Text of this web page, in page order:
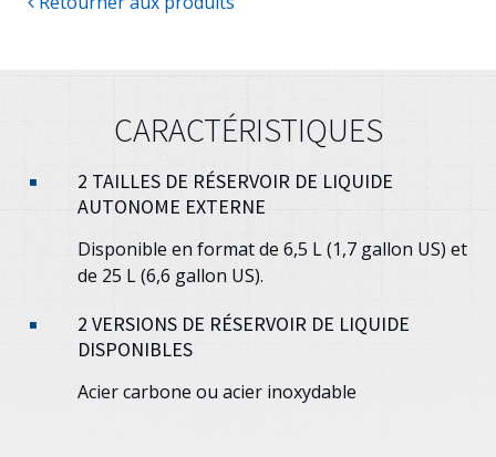
CARACTÉRISTIQUES
2 TAILLES DE RÉSERVOIR DE LIQUIDE
AUTONOME EXTERNE
Disponible en format de 6,5 L (1,7 gallon US) et
de 25 L (6,6 gallon US).
2 VERSIONS DE RÉSERVOIR DE LIQUIDE
DISPONIBLES
Acier carbone ou acier inoxydable